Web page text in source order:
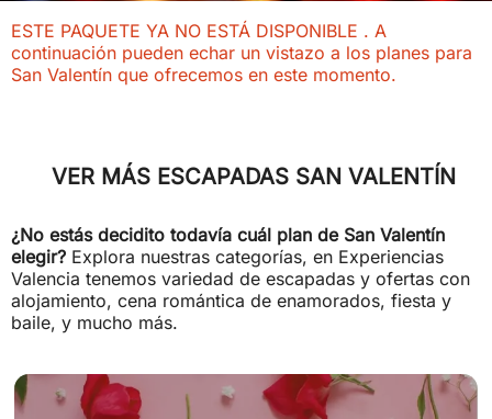
ESTE PAQUETE YA NO ESTÁ DISPONIBLE . A
continuación pueden echar un vistazo a los planes para
San Valentín que ofrecemos en este momento.
VER MÁS ESCAPADAS SAN VALENTÍN
¿No estás decidito todavía cuál plan de San Valentín
elegir?Explora nuestras categorías, en Experiencias
Valencia tenemos variedad de escapadas y ofertas con
alojamiento, cena romántica de enamorados, fiesta y
baile, y mucho más.